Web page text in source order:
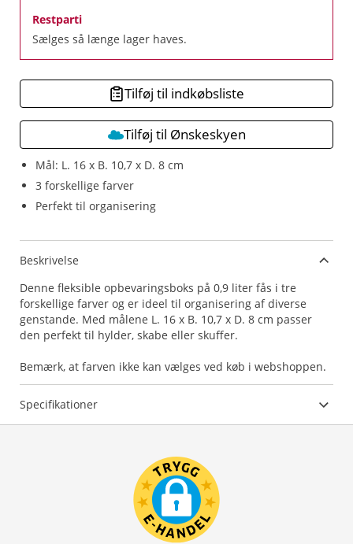
Mål: L. 16 x B. 10,7 x D. 8 cm
3 forskellige farver
Perfekt til organisering
Restparti
Sælges så længe lager haves.
Tilføj til indkøbsliste
Tilføj til Ønskeskyen
Beskrivelse
Denne fleksible opbevaringsboks på 0,9 liter fås i tre
forskellige farver og er ideel til organisering af diverse
genstande. Med målene L. 16 x B. 10,7 x D. 8 cm passer
den perfekt til hylder, skabe eller skuffer.
Bemærk, at farven ikke kan vælges ved køb i webshoppen.
Specifikationer